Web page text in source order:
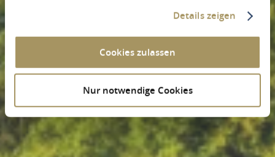
Details zeigen
Cookies zulassen
Nur notwendige Cookies